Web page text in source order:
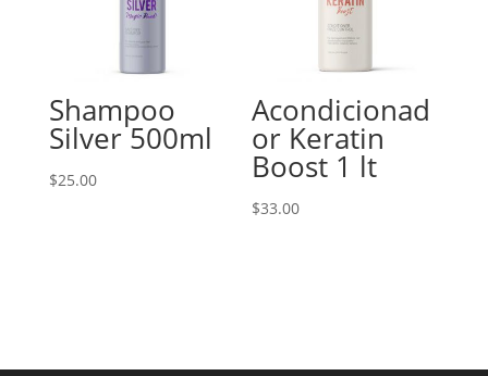
Shampoo
Silver 500ml
$25.00
Acondicionad
or Keratin
Boost 1 lt
$33.00